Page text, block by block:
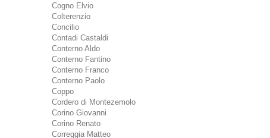
Cogno Elvio
Colterenzio
Concilio
Contadi Castaldi
Conterno Aldo
Conterno Fantino
Conterno Franco
Conterno Paolo
Coppo
Cordero di Montezemolo
Corino Giovanni
Corino Renato
Correggia Matteo